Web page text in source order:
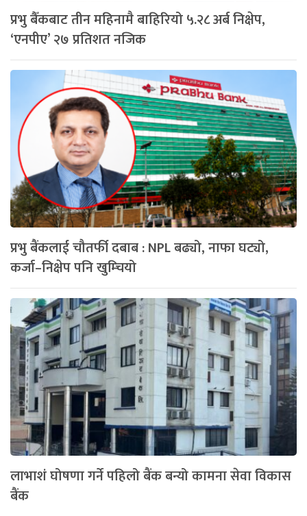
प्रभु बैँकबाट तीन महिनामै बाहिरियो ५.२८ अर्ब निक्षेप,
‘एनपीए’ २७ प्रतिशत नजिक
प्रभु बैंकलाई चौतर्फी दबाब : NPL बढ्यो, नाफा घट्यो,
कर्जा–निक्षेप पनि खुम्चियो
लाभाशं घोषणा गर्ने पहिलो बैंक बन्यो कामना सेवा विकास
बैंक